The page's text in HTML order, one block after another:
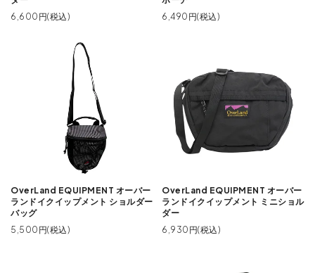
6,600円(税込)
6,490円(税込)
OverLand EQUIPMENT オーバー
ランドイクイップメント ショルダー
バッグ
5,500円(税込)
OverLand EQUIPMENT オーバー
ランドイクイップメント ミニショル
ダー
6,930円(税込)